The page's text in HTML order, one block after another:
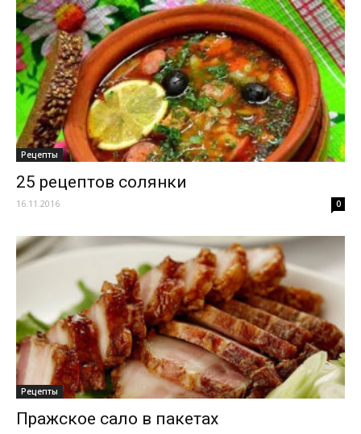
Рецепты
25 рецептов солянки
16.11.2016 0
Рецепты
Пражское сало в пакетах